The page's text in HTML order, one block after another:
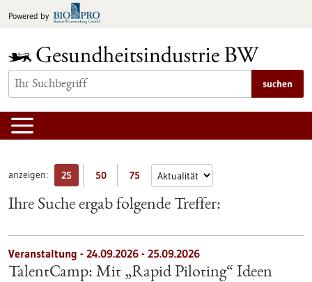
Inhalt
Powered by
suchen
anzeigen: 25 50 75
Ihre Suche ergab folgende Treffer:
Veranstaltung - 24.09.2026 - 25.09.2026
TalentCamp: Mit „Rapid Piloting“ Ideen